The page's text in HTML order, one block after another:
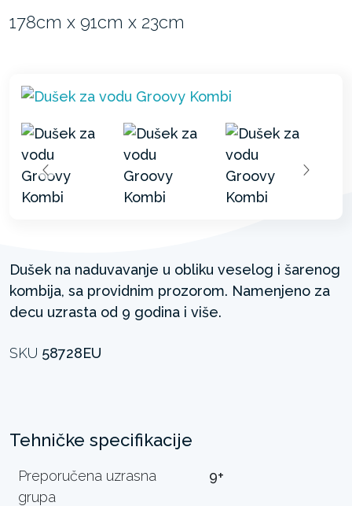
178cm x 91cm x 23cm
Dušek na naduvavanje u obliku veselog i šarenog
kombija, sa providnim prozorom. Namenjeno za
decu uzrasta od 9 godina i više.
SKU 58728EU
Tehničke specifikacije
Preporučena uzrasna
grupa
9+